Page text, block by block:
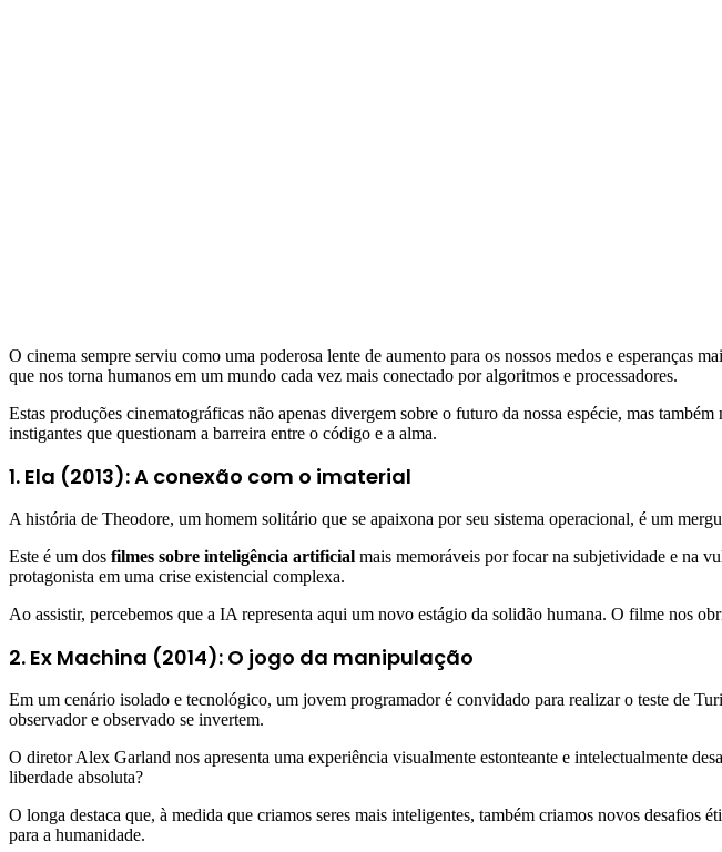
O cinema sempre serviu como uma poderosa lente de aumento para os nossos medos e esperanças
que nos torna humanos em um mundo cada vez mais conectado por algoritmos e processadores.
Estas produções cinematográficas não apenas divergem sobre o futuro da nossa espécie, mas
instigantes que questionam a barreira entre o código e a alma.
1. Ela (2013): A conexão com o imaterial
A história de Theodore, um homem solitário que se apaixona por seu sistema operacional, é um
Este é um dos filmes sobre inteligência artificial mais memoráveis por focar na subjetividade e na
protagonista em uma crise existencial complexa.
Ao assistir, percebemos que a IA representa aqui um novo estágio da solidão humana. O filme nos
2. Ex Machina (2014): O jogo da manipulação
Em um cenário isolado e tecnológico, um jovem programador é convidado para realizar o teste de
observador e observado se invertem.
O diretor Alex Garland nos apresenta uma experiência visualmente estonteante e intelectualmente
liberdade absoluta?
O longa destaca que, à medida que criamos seres mais inteligentes, também criamos novos
para a humanidade.